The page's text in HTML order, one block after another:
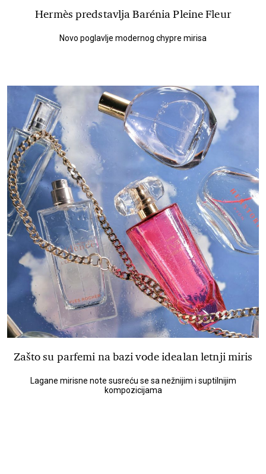
Hermès predstavlja Barénia Pleine Fleur
Novo poglavlje modernog chypre mirisa
Zašto su parfemi na bazi vode idealan letnji miris
Lagane mirisne note susreću se sa nežnijim i suptilnijim
kompozicijama